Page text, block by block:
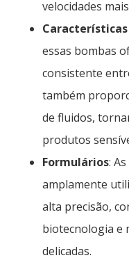
velocidades
Características
essas bombas
consistente
também
de fluidos,
produtos
Formulários:
amplamente
alta precisão,
biotecnologia e
delicadas.